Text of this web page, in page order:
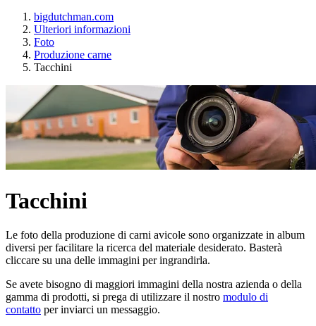
bigdutchman.com
Ulteriori informazioni
Foto
Produzione carne
Tacchini
Tacchini
Le foto della produzione di carni avicole sono organizzate in album
diversi per facilitare la ricerca del materiale desiderato. Basterà
cliccare su una delle immagini per ingrandirla.
Se avete bisogno di maggiori immagini della nostra azienda o della
gamma di prodotti, si prega di utilizzare il nostro modulo di
contatto per inviarci un messaggio.